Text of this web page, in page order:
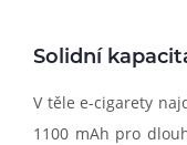
Solidní
V těle e-cigarety
1100 mAh pro